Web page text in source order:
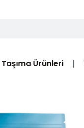
Taşıma Ürünleri